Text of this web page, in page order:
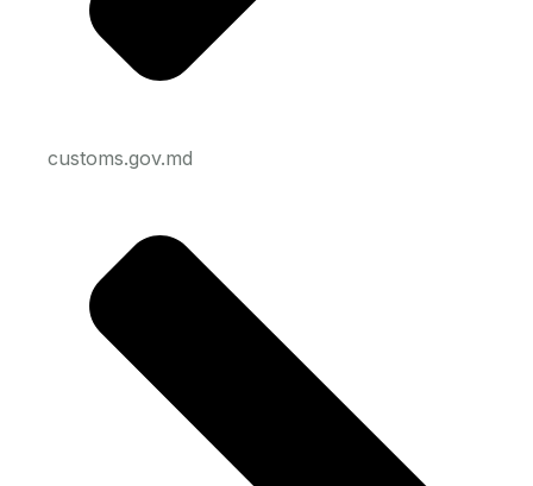
customs.gov.md